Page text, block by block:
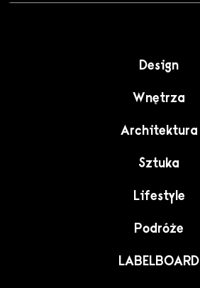
Design
Wnętrza
Architektura
Sztuka
Lifestyle
Podróże
LABELBOARD